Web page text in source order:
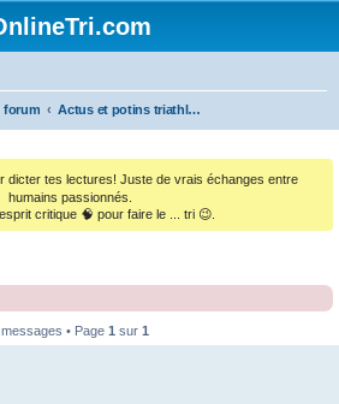
forum Actus et potins triathlétiques (et le monde sportif général)
dicter tes lectures! Juste de vrais échanges entre
humains passionnés.
critique 🧠 pour faire le ... tri 😉.
• Page 1 sur 1